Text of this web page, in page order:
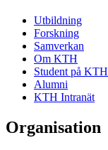
Utbildning
Forskning
Samverkan
Om KTH
Student på KTH
Alumni
KTH Intranät
Organisation